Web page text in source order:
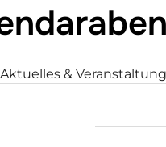
Aktuelles &